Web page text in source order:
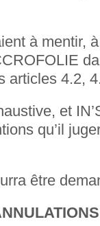
à mentir,
articles 4.2,
et
qu’il
être